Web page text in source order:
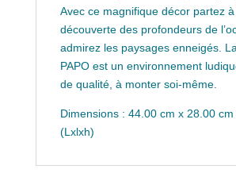
Avec ce magnifique décor partez à
découverte des profondeurs de
admirez les paysages enneigés.
PAPO est un environnement
de qualité, à monter soi-même.
Dimensions : 44.00 cm x 28.00
(Lxlxh)